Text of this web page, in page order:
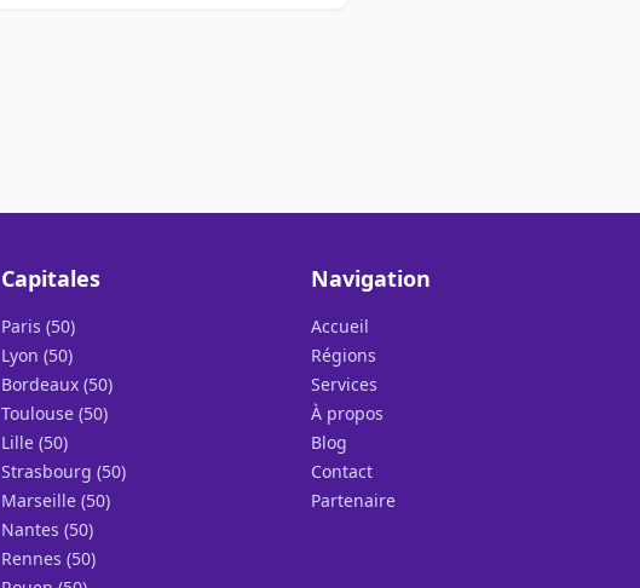
Capitales
Paris (50)
Lyon (50)
Bordeaux (50)
Toulouse (50)
Lille (50)
Strasbourg (50)
Marseille (50)
Nantes (50)
Rennes (50)
Navigation
Accueil
Régions
Services
À propos
Blog
Contact
Partenaire